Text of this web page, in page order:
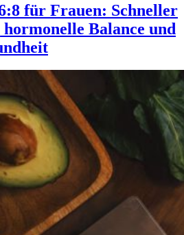
für Frauen: Schneller
Balance und